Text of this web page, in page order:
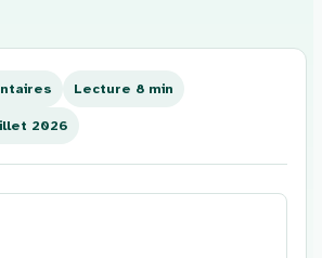
Lecture 8 min
2026